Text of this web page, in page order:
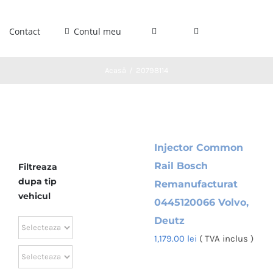
Contact Contul meu
Injector Common
Rail Bosch
Remanufacturat
0445120066 Volvo,
Deutz
1,179.00 lei ( TVA inclus )
Filtreaza
dupa tip
vehicul